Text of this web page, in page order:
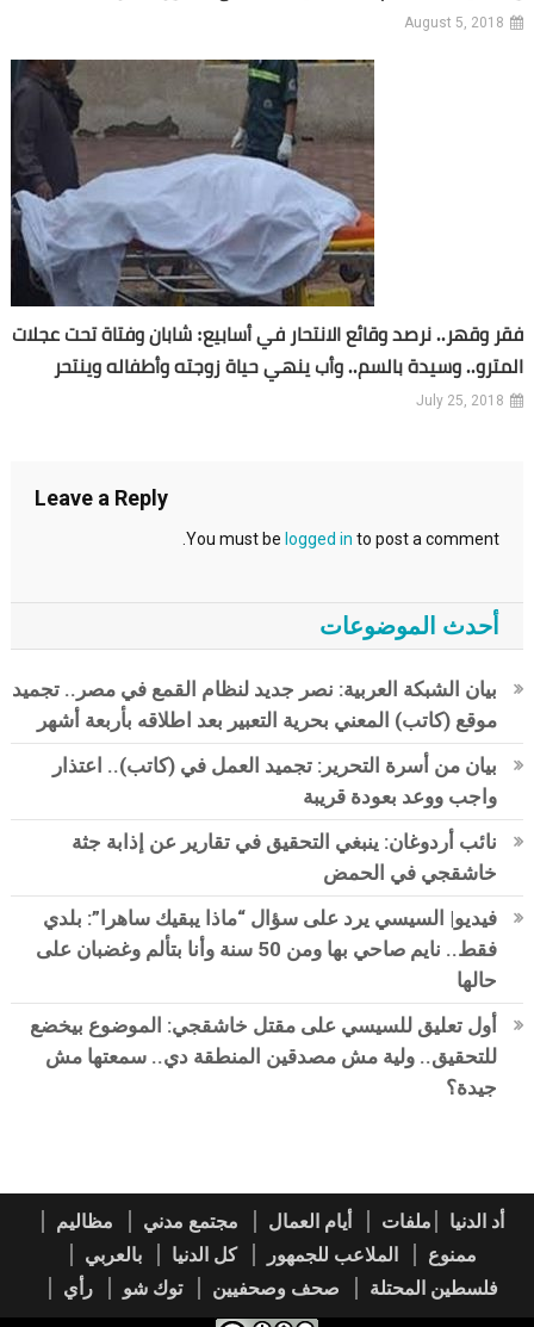
August 5, 2018
فقر وقهر.. نرصد وقائع الانتحار في أسابيع: شابان وفتاة تحت عجلات
المترو.. وسيدة بالسم.. وأب ينهي حياة زوجته وأطفاله وينتحر
July 25, 2018
Leave a Reply
You must be logged in to post a comment.
أحدث الموضوعات
بيان الشبكة العربية: نصر جديد لنظام القمع في مصر.. تجميد
موقع (كاتب) المعني بحرية التعبير بعد اطلاقه بأربعة أشهر
بيان من أسرة التحرير: تجميد العمل في (كاتب).. اعتذار
واجب ووعد بعودة قريبة
نائب أردوغان: ينبغي التحقيق في تقارير عن إذابة جثة
خاشقجي في الحمض
فيديو| السيسي يرد على سؤال “ماذا يبقيك ساهرا”: بلدي
فقط.. نايم صاحي بها ومن 50 سنة وأنا بتألم وغضبان على
حالها
أول تعليق للسيسي على مقتل خاشقجي: الموضوع بيخضع
للتحقيق.. ولية مش مصدقين المنطقة دي.. سمعتها مش
جيدة؟
أد الدنيا ملفات أيام العمال مجتمع مدني
مظاليم
ممنوع
الملاعب للجمهور كل الدنيا
بالعربي
فلسطين المحتلة
صحف وصحفيين توك شو رأي